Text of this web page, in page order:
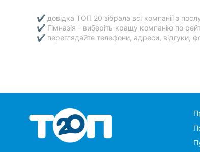
✔ довідка ТОП 20 зібрала всі компанії з
✔ Гімназія - виберіть кращу компанію по
✔ переглядайте телефони, адреси, відгуки,